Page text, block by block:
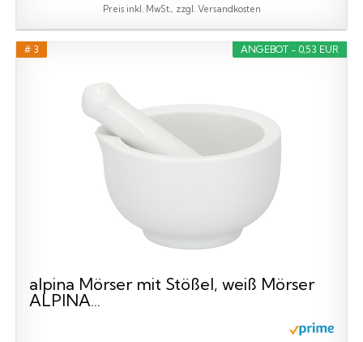
Preis inkl. MwSt., zzgl. Versandkosten
ANGEBOT - 0,53 EUR
# 3
alpina Mörser mit Stößel, weiß Mörser
ALPINA...